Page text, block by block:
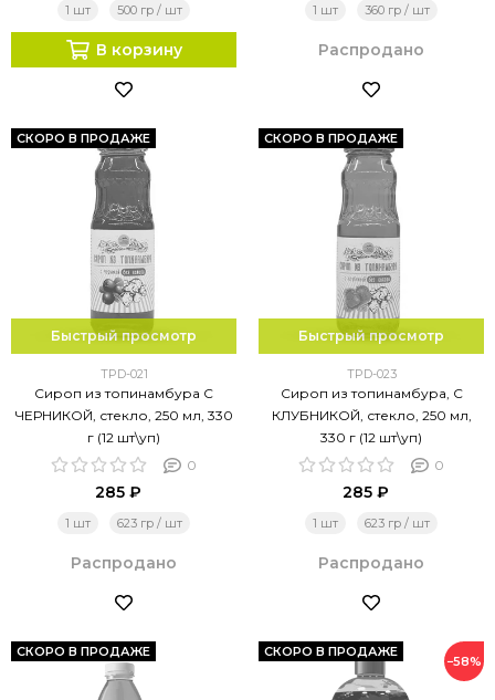
1 шт 500 гр / шт
В корзину
1 шт 360 гр / шт
Распродано
СКОРО В ПРОДАЖЕ
Быстрый просмотр
TPD-021
Сироп из топинамбура С
ЧЕРНИКОЙ, стекло, 250 мл, 330
г (12 шт\уп)
0
285 ₽
1 шт 623 гр / шт
Распродано
СКОРО В ПРОДАЖЕ
Быстрый просмотр
TPD-023
Сироп из топинамбура, С
КЛУБНИКОЙ, стекло, 250 мл,
330 г (12 шт\уп)
0
285 ₽
1 шт 623 гр / шт
Распродано
СКОРО В ПРОДАЖЕ СКОРО В ПРОДАЖЕ
−58%